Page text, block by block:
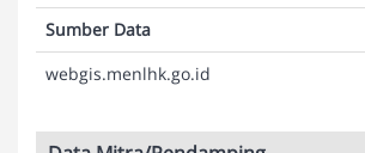
Sumber Data
webgis.menlhk.go.id